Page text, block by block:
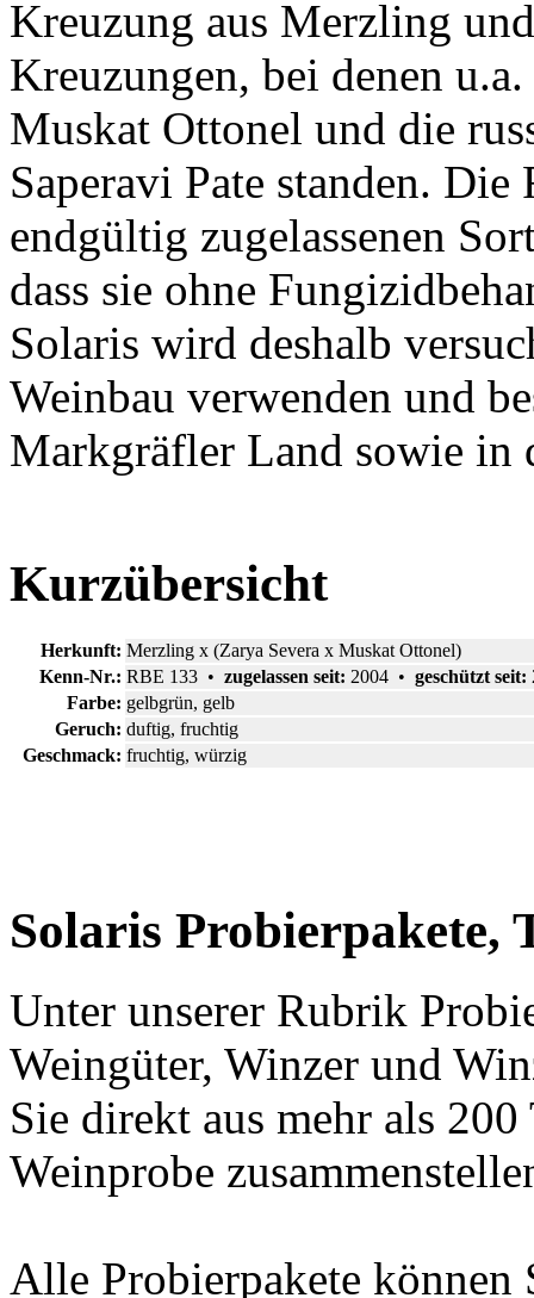
Kreuzung aus Merzling
Kreuzungen, bei denen
Muskat Ottonel und die
Saperavi Pate standen.
endgültig zugelassenen
dass sie ohne
Solaris wird deshalb
Weinbau verwenden und
Markgräfler Land sowie in
Kurzübersicht
Herkunft: Merzling x (Zarya Severa x Muskat Ottonel)
Kenn-Nr.: RBE 133 • zugelassen seit: 2004 • geschützt seit:
Farbe: gelbgrün, gelb
Geruch: duftig, fruchtig
Geschmack: fruchtig, würzig
Solaris Probierpakete,
Unter unserer Rubrik
Weingüter, Winzer und
Sie direkt aus mehr als
Weinprobe
Alle Probierpakete können